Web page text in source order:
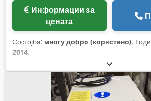
цената
Состојба: многу добро (користено),
2014,